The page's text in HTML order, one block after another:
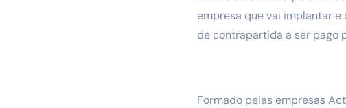
empresa que vai implantar
de contrapartida a ser pago
Formado pelas empresas